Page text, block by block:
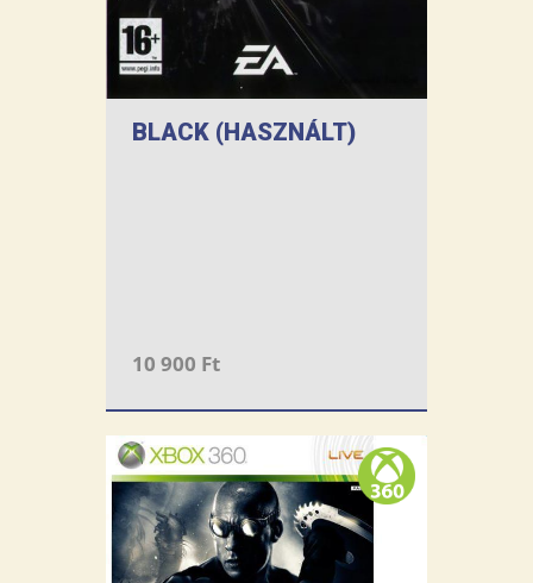
BLACK (HASZNÁLT)
10 900 Ft